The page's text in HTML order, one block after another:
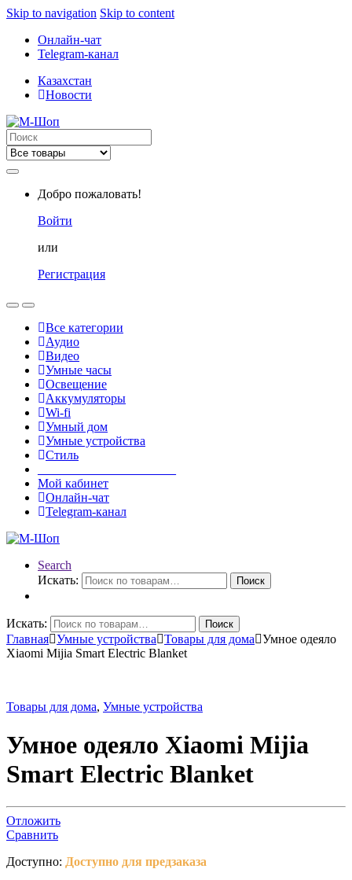
Skip to navigation Skip to content
Онлайн-чат
Telegram-канал
Казахстан
Новости
Search
for:
Добро пожаловать!
Войти
или
Регистрация
Все категории
Аудио
Видео
Умные часы
Освещение
Аккумуляторы
Wi-fi
Умный дом
Умные устройства
Стиль
Мой кабинет
Онлайн-чат
Telegram-канал
Search
Искать:
Поиск
Искать: Поиск
Главная Умные устройства Товары для дома
Умное одеяло
Xiaomi Mijia Smart Electric Blanket
Товары для дома, Умные устройства
Умное одеяло Xiaomi Mijia
Smart Electric Blanket
Отложить
Сравнить
Доступно: Доступно для предзаказа